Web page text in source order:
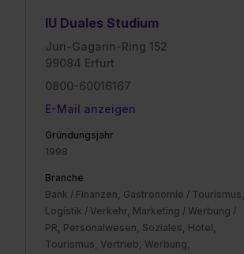
IU Duales Studium
Juri-Gagarin-Ring 152
99084 Erfurt
0800-60016167
E-Mail anzeigen
Gründungsjahr
1998
Branche
Bank / Finanzen, Gastronomie / Tourismus,
Logistik / Verkehr, Marketing / Werbung /
PR, Personalwesen, Soziales, Hotel,
Tourismus, Vertrieb, Werbung,